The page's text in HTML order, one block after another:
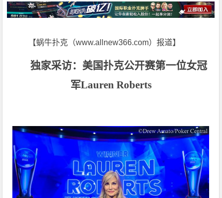
【蜗牛扑克（www.allnew366.com）报道】
独家采访：美国扑克公开赛第一位女冠
军Lauren Roberts